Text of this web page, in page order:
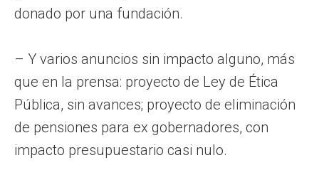
donado por una fundación.
– Y varios anuncios sin impacto alguno, más
que en la prensa: proyecto de Ley de Ética
Pública, sin avances; proyecto de eliminación
de pensiones para ex gobernadores, con
impacto presupuestario casi nulo.